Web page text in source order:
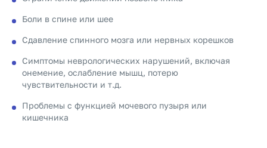
Боли в спине или шее
Сдавление спинного мозга или нервных корешков
Симптомы неврологических нарушений, включая
онемение, ослабление мышц, потерю
чувствительности и т.д.
Проблемы с функцией мочевого пузыря или
кишечника